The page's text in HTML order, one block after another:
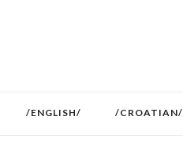
/ENGLISH/ /CROATIAN/